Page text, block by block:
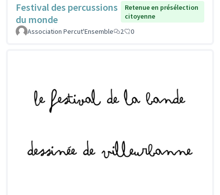
Festival des percussions
du monde
Retenue en présélection
citoyenne
Association Percut'Ensemble
2 0